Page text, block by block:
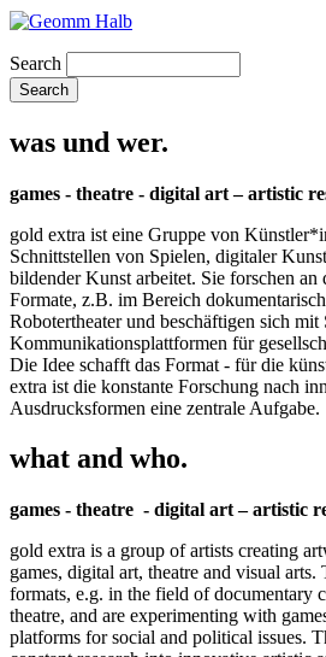
Search
was und wer.
games - theatre - digital art – artistic
gold extra ist eine Gruppe von
Schnittstellen von Spielen, digitaler
bildender Kunst arbeitet. Sie forschen
Formate, z.B. im Bereich
Robotertheater und beschäftigen sich mit
Kommunikationsplattformen für
Die Idee schafft das Format - für die
extra ist die konstante Forschung nach
Ausdrucksformen eine zentrale Aufgabe.
what and who.
games - theatre - digital art – artistic
gold extra is a group of artists creating
games, digital art, theatre and visual
formats, e.g. in the field of documentary
theatre, and are experimenting with
platforms for social and political issues.